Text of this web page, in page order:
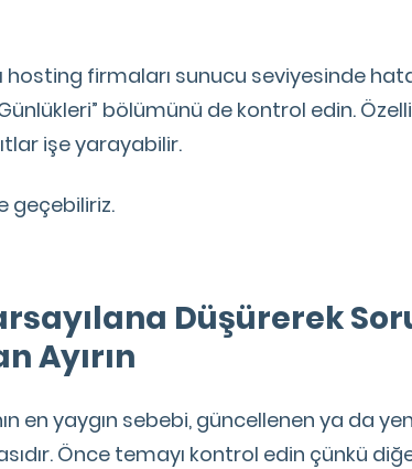
hosting firmaları sunucu seviyesinde
bölümünü de kontrol edin.
işe yarayabilir.
geçebiliriz.
Düşürerek
Ayırın
en yaygın sebebi, güncellenen ya da
Önce temayı kontrol edin çünkü